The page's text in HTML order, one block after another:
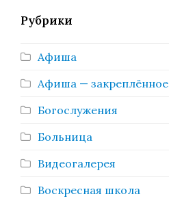
Рубрики
Афиша
Афиша — закреплённое
Богослужения
Больница
Видеогалерея
Воскресная школа